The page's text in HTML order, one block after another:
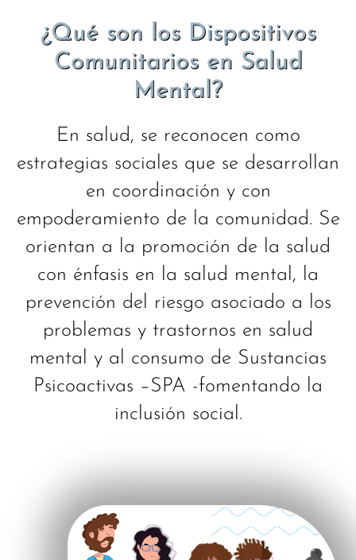
¿Qué son los Dispositivos
Comunitarios en Salud
Mental?
En salud, se reconocen como
estrategias sociales que se desarrollan
en coordinación y con
empoderamiento de la comunidad. Se
orientan a la promoción de la salud
con énfasis en la salud mental, la
prevención del riesgo asociado a los
problemas y trastornos en salud
mental y al consumo de Sustancias
Psicoactivas –SPA -fomentando la
inclusión social.